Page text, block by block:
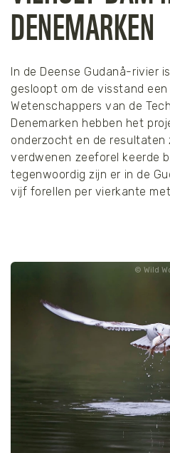
DENEMARKEN
In de Deense Gudanå-rivier
gesloopt om de visstand
Wetenschappers van de
Denemarken hebben het
onderzocht en de resultaten
verdwenen zeeforel keerde
tegenwoordig zijn er in de
vijf forellen per vierkante
Wild